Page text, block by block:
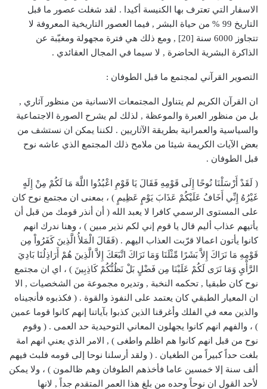
الاسفار التي تعترف بها الكنيسة أكيدا . لقد شغلت عصور ما قبل
التاريخ 99 % من حياة البشر , فيما العصور التاريخية المعروفة لا
تتجاوز 6000 سنة [20] , ومع ذلك هي فترة مجهولة ومغيّبة عن
الذاكرة البشرية الحاضرة , لا سيما في المجال العقائدي .
التصوير القرآني لمجتمع ما قبل الطوفان :
ان القرآن الكريم لم يتناول المجتمعات الانسانية من منظور آثاري ,
بل من منظور العبرة والموعظة , لذلك لم يشرح الصورة الاجتماعية
والسياسية والعمرانية بطريقة الآثاريين . لكننا يمكن ان نستشف من
بعض الآيات الكريمة شيئا من ملامح ذلك المجتمع الذي عاشه نوح
قبل الطوفان .
( لَقَدْ أَرْسَلْنَا نُوحًا إِلَى قَوْمِهِ فَقَالَ يَا قَوْمِ اعْبُدُوا اللَّهَ مَا لَكُمْ مِنْ إِلَهٍ
غَيْرُهُ إِنِّي أَخَافُ عَلَيْكُمْ عَذَابَ يَوْمٍ عَظِيمٍ ) ، بمعنى ان مجتمع نوح كان
على المستوى الرسمي كافرا لا يعبد الله ( أن أنذر قومك من قبل أن
يأتيهم عذاب أليم قال يا قوم إني لكم نذير مبين ) ، وهنا ندرك انهم
كانوا يأتون اعمالا قرّبت العذاب اليهم . (فَقَالَ الْمَلأُ الَّذِينَ كَفَرُواْ مِن
قَوْمِهِ مَا نَرَاكَ إِلاَّ بَشَرًا مِّثْلَنَا وَمَا نَرَاكَ اتَّبَعَكَ إِلاَّ الَّذِينَ هُمْ أَرَاذِلُنَا بَادِيَ
الرَّأْيِ وَمَا نَرَى لَكُمْ عَلَيْنَا مِن فَضْلٍ بَلْ نَظُنُّكُمْ كَاذِبِينَ ) ، اي ان مجتمع
نوح كان طبقيا , تحكمه النخبة , وتديره مجموعة من الشخصيات , الا
ان المعيار الطبقي كان يعتمد على النفوذ والقوة . ( فكذبوه فأنجيناه
والذين معه في الفلك وأغرقنا الذين كذبوا بآياتنا إنهم كانوا قوما عمين
) ، والفهم انهم كانوا يجهلون المعاني التوحيدية حد العمى . ( وقوم
نوح من قبل انهم كانوا هم اظلم واطغى ) , الامر الذي يعني انهم امة
بلغت حداً كبيراً من الطغيان . ( ولقد أرسلنا نوحا إلى قومه فلبث فيهم
ألف سنة إلا خمسين عاما فأخذهم الطوفان وهم ظالمون ) ، ولا يمكن
لأحد القول ان نوحاً وحده من بلغ هذا العمر المتقدم جداً , لانها